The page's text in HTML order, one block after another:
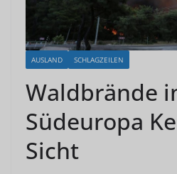
AUSLAND SCHLAGZEILEN
Waldbrände
Südeuropa
Sicht